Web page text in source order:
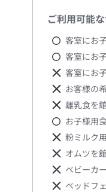
ご利用可能
客室にお
客室にお
客室にお
お客様の
離乳食を
お子様用
粉ミルク
オムツを
ベビーカ
ベッドフ